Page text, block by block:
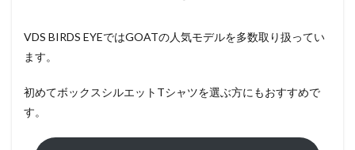
VDS BIRDS EYEではGOATの人気モデルを多数取り扱ってい
ます。
初めてボックスシルエットTシャツを選ぶ方にもおすすめで
す。